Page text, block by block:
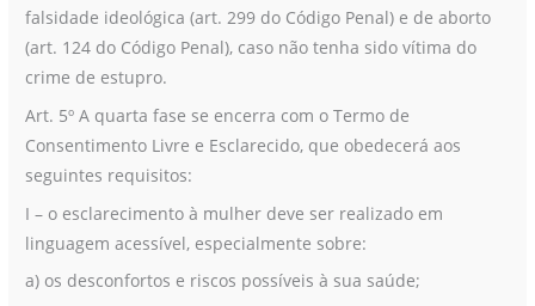
falsidade ideológica (art. 299 do Código Penal) e de aborto
(art. 124 do Código Penal), caso não tenha sido vítima do
crime de estupro.
Art. 5º A quarta fase se encerra com o Termo de
Consentimento Livre e Esclarecido, que obedecerá aos
seguintes requisitos:
I – o esclarecimento à mulher deve ser realizado em
linguagem acessível, especialmente sobre:
a) os desconfortos e riscos possíveis à sua saúde;